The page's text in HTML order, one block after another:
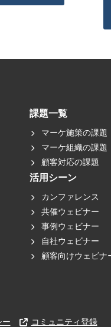
課題一覧
マーケ施策の課題
マーケ組織の課題
顧客対応の課題
活用シーン
カンファレンス
共催ウェビナー
事例ウェビナー
自社ウェビナー
顧客向けウェビナ
ー コミュニティ登録